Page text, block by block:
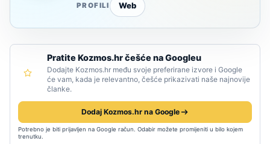
PROFILI Web
Pratite Kozmos.hr češće na Googleu
Dodajte Kozmos.hr među svoje preferirane izvore i Google
će vam, kada je relevantno, češće prikazivati naše najnovije
članke.
Dodaj Kozmos.hr na Google
Potrebno je biti prijavljen na Google račun. Odabir možete promijeniti u bilo kojem
trenutku.